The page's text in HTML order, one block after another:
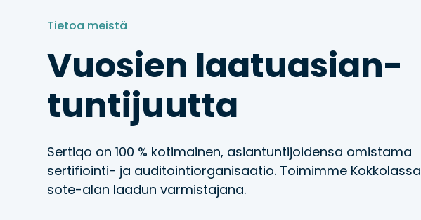
Tietoa meistä
Vuosien laatuasian­
tuntijuutta
Sertiqo on 100 % kotimainen, asiantuntijoidensa omistama
sertifiointi- ja auditointiorganisaatio. Toimimme Kokkolassa
sote-alan laadun varmistajana.